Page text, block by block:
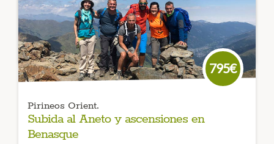
de los principales valles del Parque Nacional de Aigües
Tortes para conocer sus lagos y sus ríos. No te lo pierdas!
CÓDIGO VIAJE: 009SES
795€
Pirineos Orient.
Subida al Aneto y ascensiones en
Benasque